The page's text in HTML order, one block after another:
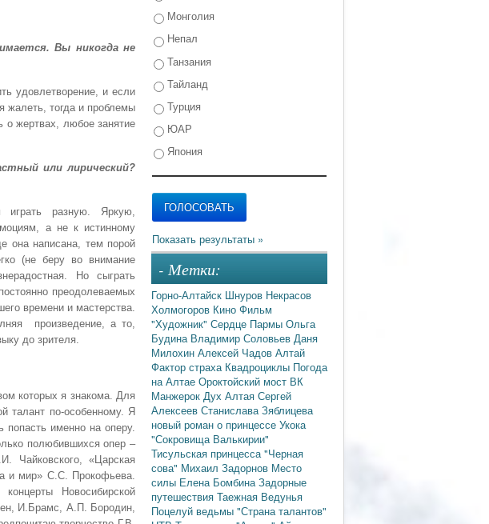
Вы никогда не
удовлетворение, и если
жалеть, тогда и проблемы
о жертвах, любое занятие
или лирический?
играть разную. Яркую,
а не к истинному
она написана, тем порой
(не беру во внимание
Но сыграть
преодолеваемых
времени и мастерства.
произведение, а то,
до зрителя.
которых я знакома. Для
талант по-особенному. Я
попасть именно на оперу.
полюбившихся опер –
Чайковского, «Царская
и мир» С.С. Прокофьева.
Новосибирской
И.Брамс, А.П. Бородин,
Монголия
Непал
Танзания
Тайланд
Турция
ЮАР
Япония
- Метки:
Горно-Алтайск Шнуров Некрасов
Холмогоров Кино Фильм
"Художник" Сердце Пармы Ольга
Будина Владимир Соловьев Даня
Милохин Алексей Чадов Алтай
Фактор страха Квадроциклы Погода
на Алтае Ороктойский мост ВК
Манжерок Дух Алтая Сергей
Алексеев Станислава Зяблицева
новый роман о принцессе Укока
"Сокровища Валькирии"
Тисульская принцесса"Черная
сова" Михаил Задорнов Место
силы Елена БомбинаЗадорные
путешествия Таежная Ведунья
Поцелуй ведьмы "Страна талантов"